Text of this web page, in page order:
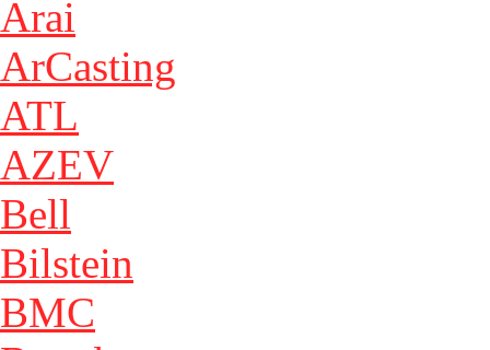
Arai
ArCasting
ATL
AZEV
Bell
Bilstein
BMC